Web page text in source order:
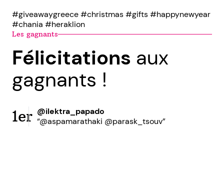
#giveawaygreece #christmas #gifts #happynewyear
#chania #heraklion
Les gagnants
Félicitations aux
gagnants !
1er @ilektra_papado
“@aspamarathaki @parask_tsouv”